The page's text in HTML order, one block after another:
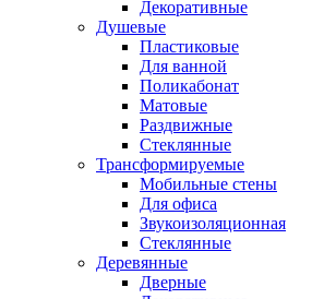
Декоративные
Душевые
Пластиковые
Для ванной
Поликабонат
Матовые
Раздвижные
Стеклянные
Трансформируемые
Мобильные стены
Для офиса
Звукоизоляционная
Стеклянные
Деревянные
Дверные